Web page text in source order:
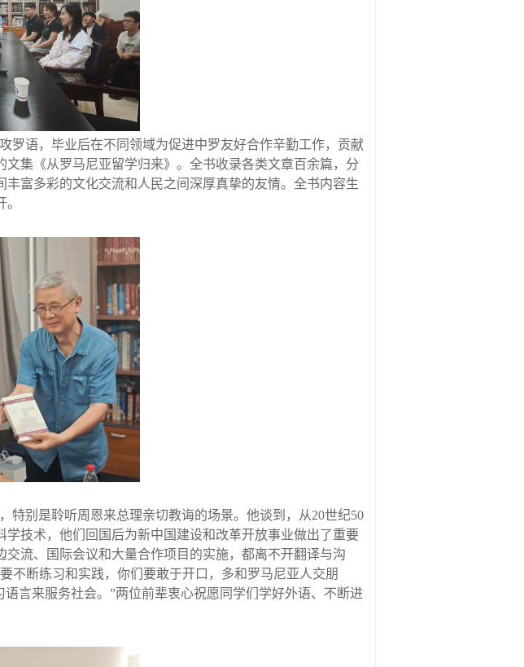
罗语，毕业后在不同领域为促进中罗友好合作辛勤工作，贡献
集《从罗马尼亚留学归来》。全书收录各类文章百余篇，分
富多彩的文化交流和人民之间深厚真挚的友情。全书内容生
特别是聆听周恩来总理亲切教诲的场景。他谈到，从20世纪50
技术，他们回国后为新中国建设和改革开放事业做出了重要
流、国际会议和大量合作项目的实施，都离不开翻译与沟
不断练习和实践，你们要敢于开口，多和罗马尼亚人交朋
言来服务社会。”两位前辈衷心祝愿同学们学好外语、不断进